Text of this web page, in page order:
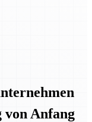
von Anfang